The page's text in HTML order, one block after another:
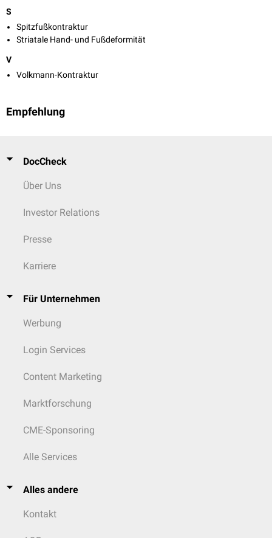
S
Spitzfußkontraktur
Striatale Hand- und Fußdeformität
V
Volkmann-Kontraktur
Empfehlung
DocCheck
Über Uns
Investor Relations
Presse
Karriere
Für Unternehmen
Werbung
Login Services
Content Marketing
Marktforschung
CME-Sponsoring
Alle Services
Alles andere
Kontakt